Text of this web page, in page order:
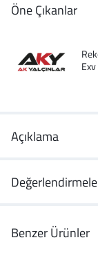
Öne Çıkanlar
Exv
Açıklama
Benzer Ürünler